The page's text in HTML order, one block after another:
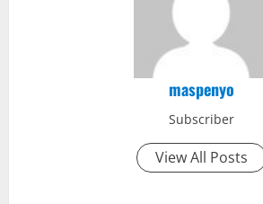
maspenyo
Subscriber
View All Posts